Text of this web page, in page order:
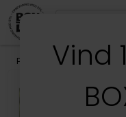
Produkter /Entréen/
Vind